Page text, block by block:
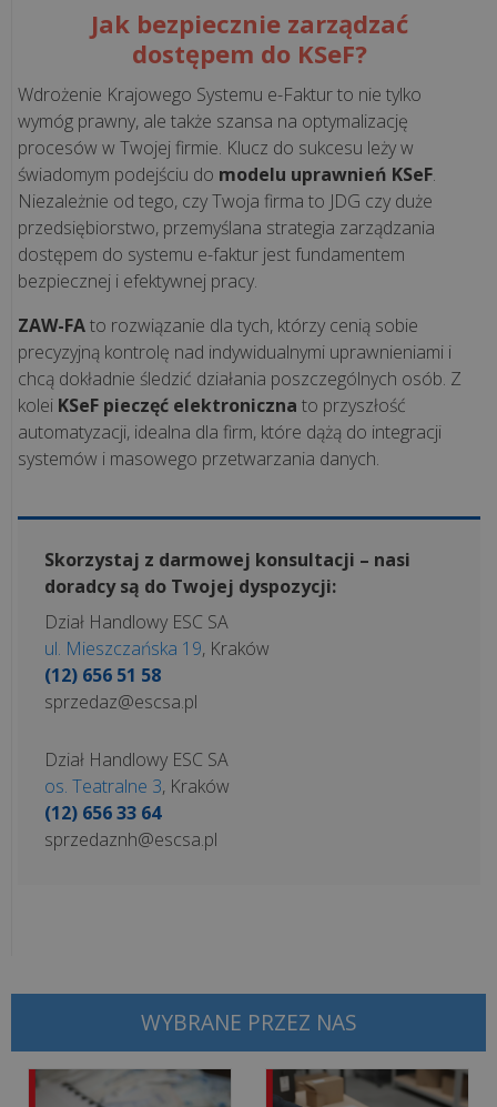
recyklingowa
za
foliówki
-
jak
naliczyć
komu
płacić...
Jak
obsługiwać
kasę
fiskalną
po
zrobić
raport
dobowy
kasie
fiskalnej?
fiskalnej?
Jak
wymienić
Jak bezpiecznie zarządzać
dostępem do KSeF?
Wdrożenie Krajowego Systemu e-Faktur to nie tylko
wymóg prawny, ale także szansa na optymalizację
procesów w Twojej firmie. Klucz do sukcesu leży w
świadomym podejściu do modelu uprawnień KSeF.
Niezależnie od tego, czy Twoja firma to JDG czy duże
przedsiębiorstwo, przemyślana strategia zarządzania
dostępem do systemu e-faktur jest fundamentem
bezpiecznej i efektywnej pracy.
ZAW-FAto rozwiązanie dla tych, którzy cenią sobie
precyzyjną kontrolę nad indywidualnymi uprawnieniami i
chcą dokładnie śledzić działania poszczególnych osób. Z
kolei KSeF pieczęć elektroniczna to przyszłość
automatyzacji, idealna dla firm, które dążą do integracji
systemów i masowego przetwarzania danych.
Skorzystaj z darmowej konsultacji – nasi
doradcy są do Twojej dyspozycji:
Dział Handlowy ESC SA
ul. Mieszczańska 19, Kraków
(12) 656 51 58
sprzedaz@escsa.pl
Dział Handlowy ESC SA
os. Teatralne 3, Kraków
(12) 656 33 64
sprzedaznh@escsa.pl
WYBRANE PRZEZ NAS